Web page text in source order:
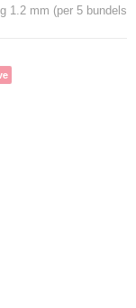
1.2 mm (per 5 bundels